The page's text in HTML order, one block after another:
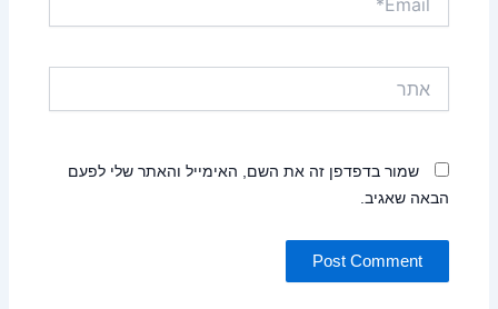
שמור בדפדפן זה את השם, האימייל והאתר שלי לפעם
הבאה שאגיב.